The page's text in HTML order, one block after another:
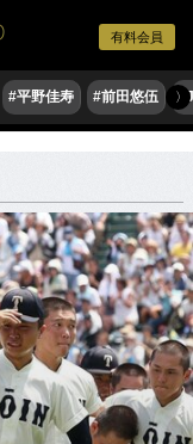
有料会員
#平野佳寿 #前田悠伍 〉